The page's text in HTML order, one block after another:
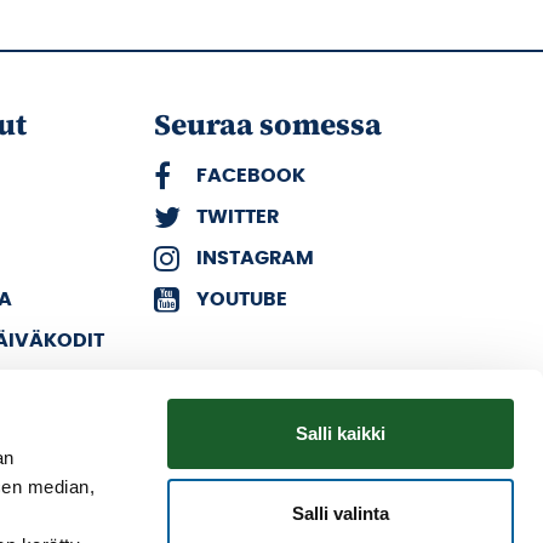
median,
Salli kaikki
Salli valinta
Seuraa somessa
FACEBOOK
TWITTER
INSTAGRAM
YOUTUBE